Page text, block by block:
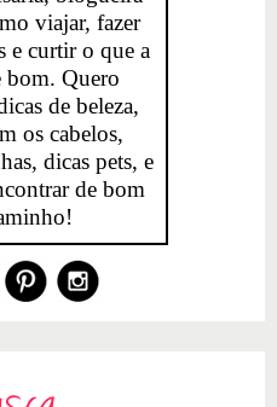
viajar, fazer
e curtir o que a
bom. Quero
de beleza,
os cabelos,
dicas pets, e
de bom